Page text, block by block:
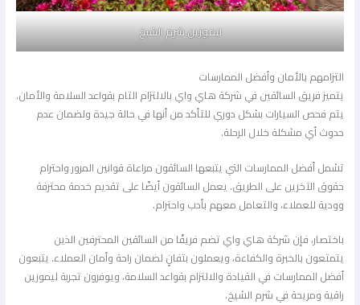
ليموزين شرم الشيخ
التزامهم بالأمان وأفضل الممارسات
يتميز فريق السائقين في شركة هاي واي بالالتزام التام بقواعد السلامة والأمان.
يتم فحص السيارات بشكل دوري للتأكد من أنها في حالة جيدة ولضمان عدم
حدوث أي مشكلة خلال الرحلة.
تشمل أفضل الممارسات التي يتبعها السائقون مراعاة قوانين المرور واحترام
حقوق الآخرين على الطريق. يعمل السائقون أيضًا على تقديم خدمة محترفة
وودية للعملاء، والتعامل معهم بأدب واحترام.
باختصار، فإن شركة هاي واي تضم فريقًا من السائقين المحترفين الذين
يتمتعون بالخبرة والكفاءة، ويعملون بتفانٍ لضمان راحة وأمان العملاء. يتبعون
أفضل الممارسات في القيادة والالتزام بقواعد السلامة، ويوفرون تجربة ليموزين
راقية ومريحة في شرم الشيخ.